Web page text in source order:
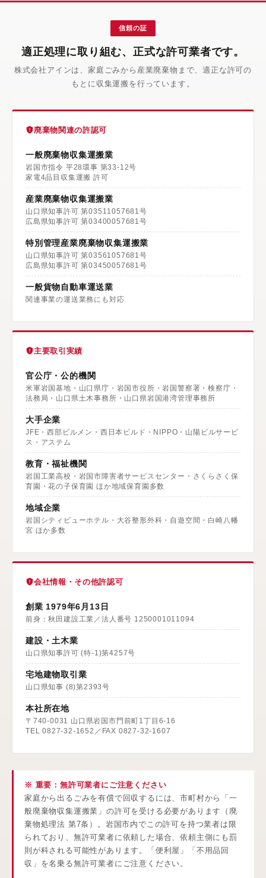
信頼の証
適正処理に取り組む、正式な許可業者です。
株式会社アインは、家庭ごみから産業廃棄物まで、適正な許可の
もとに収集運搬を行っています。
廃棄物関連の許認可
一般廃棄物収集運搬業
岩国市指令 平28環事 第33-12号
家電4品目収集運搬 許可
産業廃棄物収集運搬業
山口県知事許可 第03511057681号
広島県知事許可 第03400057681号
特別管理産業廃棄物収集運搬業
山口県知事許可 第03561057681号
広島県知事許可 第03450057681号
一般貨物自動車運送業
関連事業の運送業務にも対応
主要取引実績
官公庁・公的機関
米軍岩国基地・山口県庁・岩国市役所・岩国警察署・検察庁・
法務局・山口県土木事務所・山口県岩国港湾管理事務所
大手企業
JFE・西部ビルメン・西日本ビルド・NIPPO・山陽ビルサービ
ス・アステム
教育・福祉機関
岩国工業高校・岩国市障害者サービスセンター・さくらさく保
育園・花の子保育園 ほか地域保育園多数
地域企業
岩国シティビューホテル・大谷整形外科・自遊空間・白崎八幡
宮 ほか多数
会社情報・その他許認可
創業 1979年6月13日
前身：秋田建設工業／法人番号 1250001011094
建設・土木業
山口県知事許可 (特-1)第4257号
宅地建物取引業
山口県知事 (8)第2393号
本社所在地
〒740-0031 山口県岩国市門前町1丁目6-16
TEL 0827-32-1652／FAX 0827-32-1607
※ 重要：無許可業者にご注意ください
家庭から出るごみを有償で回収するには、市町村から「一
般廃棄物収集運搬業」の許可を受ける必要があります（廃
棄物処理法 第7条）。岩国市内でこの許可を持つ業者は限
られており、無許可業者に依頼した場合、依頼主側にも罰
則が科される可能性があります。「便利屋」「不用品回
収」を名乗る無許可業者にご注意ください。